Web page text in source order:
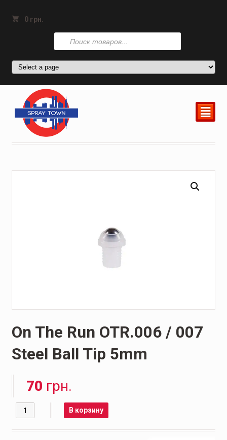
0 грн.
Поиск
товаров
²
On The Run OTR.006 / 007
Steel Ball Tip 5mm
70 грн.
Количество В корзину